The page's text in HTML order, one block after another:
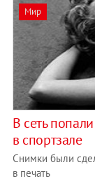
Мир
В сеть
в спортзале
Снимки были
в печать